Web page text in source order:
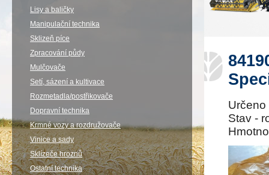
Určeno
Stav -
Lisy a baličky
Manipulační technika
Sklizeň píce
Zpracování půdy
Mulčovače
Setí, sázení a kultivace
Rozmetadla/postřikovače
Dopravní technika
Krmné vozy a rozdružovače
Vinice a sady
Sklízeče hroznů
Ostatní technika